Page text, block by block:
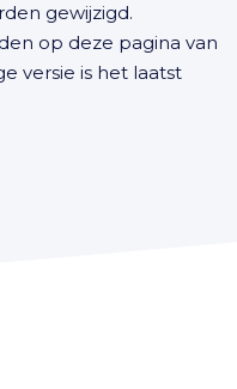
gewijzigd.
op deze pagina van
versie is het laatst